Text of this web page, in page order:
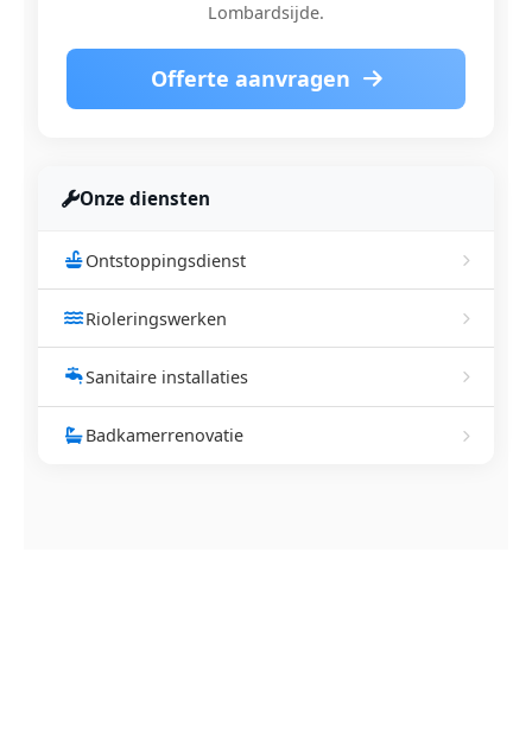
Lombardsijde.
Offerte aanvragen
Onze diensten
Ontstoppingsdienst
Rioleringswerken
Sanitaire installaties
Badkamerrenovatie